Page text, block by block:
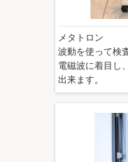
メタトロン
波動を使って検
電磁波に着目し
出来ます。